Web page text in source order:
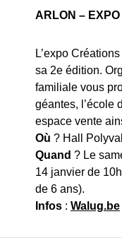
ARLON – EXPO
L’expo
sa 2e édition.
familiale vous
géantes, l’école
espace vente
Où ? Hall
Quand ? Le
14 janvier de
de 6 ans).
Infos : Walug.be